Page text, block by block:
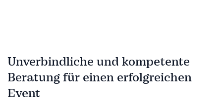
Unverbindliche und kompetente
Beratung für einen erfolgreichen
Event